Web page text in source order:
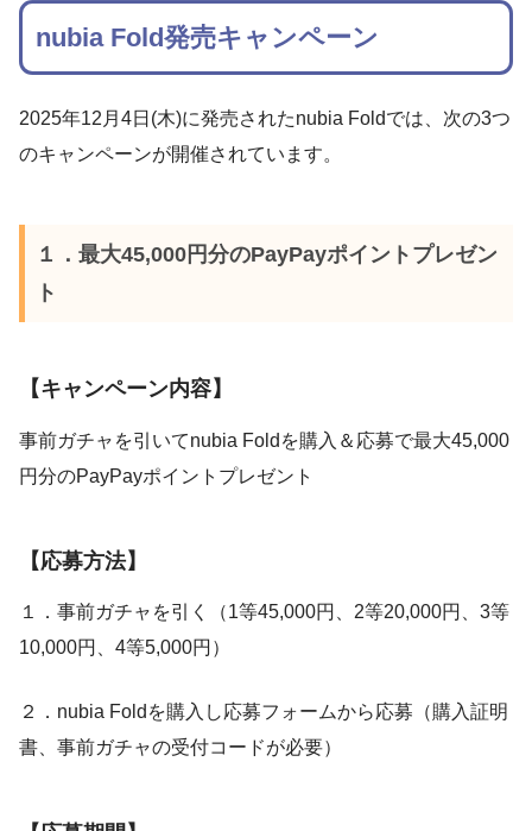
nubia Fold発売キャンペーン
2025年12月4日(木)に発売されたnubia Foldでは、次の3つ
のキャンペーンが開催されています。
１．最大45,000円分のPayPayポイントプレゼン
ト
【キャンペーン内容】
事前ガチャを引いてnubia Foldを購入＆応募で最大45,000
円分のPayPayポイントプレゼント
【応募方法】
１．事前ガチャを引く（1等45,000円、2等20,000円、3等
10,000円、4等5,000円）
２．nubia Foldを購入し応募フォームから応募（購入証明
書、事前ガチャの受付コードが必要）